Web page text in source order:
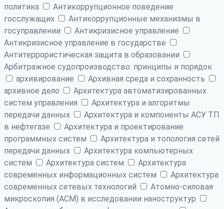
политика
Антикоррупционное поведение
госслужащих
Антикоррупционные механизмы в
госуправлении
Антикризисное управление
Антикризисное управление в государстве
Антитеррористическая защита в образовании
Арбитражное судопроизводство: принципы и порядок
архивирование
Архивная среда и сохранность
архивное дело
Архитектура автоматизированных
систем управления
Архитектура и алгоритмы
передачи данных
Архитектура и компоненты АСУ ТП
в нефтегазе
Архитектура и проектирование
программных систем
Архитектура и топология сетей
передачи данных
Архитектура компьютерных
систем
Архитектура систем
Архитектура
современных информационных систем
Архитектура
современных сетевых технологий
Атомно-силовая
микроскопия (АСМ) в исследовании наноструктур